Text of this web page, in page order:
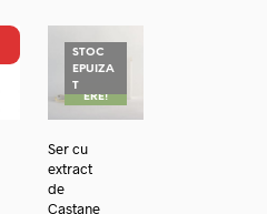
STOC
EPUIZA
TREDUC
ERE!
Ser cu
extract
de
Castane